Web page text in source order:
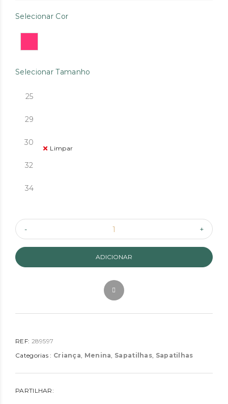
Selecionar Cor
Selecionar Tamanho
25
29
30
32
34
Limpar
ADICIONAR
REF: 289597
Categorias : Criança, Menina, Sapatilhas, Sapatilhas
PARTILHAR: